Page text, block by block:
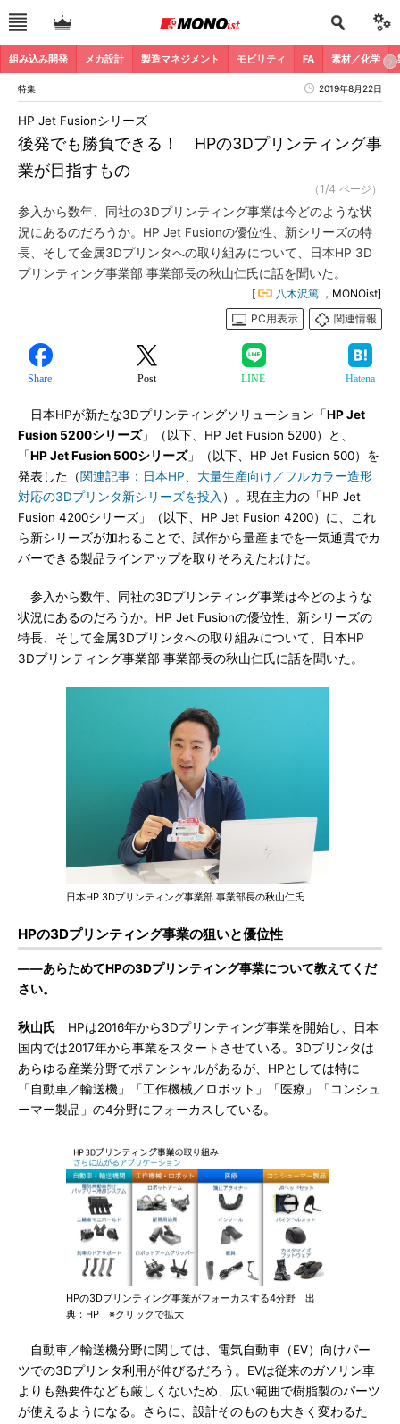
組み込み開発 メカ設計 製造マネジメント モビリティ FA 素材／化学
特集 2019年8月22日
後発でも勝負できる！ HPの3Dプリンティング事
業が目指すもの
HP Jet Fusionシリーズ
（1/4 ページ）
参入から数年、同社の3Dプリンティング事業は今どのような状
況にあるのだろうか。HP Jet Fusionの優位性、新シリーズの特
長、そして金属3Dプリンタへの取り組みについて、日本HP 3D
プリンティング事業部 事業部長の秋山仁氏に話を聞いた。
[ 八木沢篤 ，MONOist]
PC用表示
関連情報
Share Post LINE Hatena
日本HPが新たな3Dプリンティングソリューション「HP Jet
Fusion 5200シリーズ」（以下、HP Jet Fusion 5200）と、
「HP Jet Fusion 500シリーズ」（以下、HP Jet Fusion 500）を
発表した（関連記事：日本HP、大量生産向け／フルカラー造形
対応の3Dプリンタ新シリーズを投入 ）。現在主力の「HP Jet
Fusion 4200シリーズ」（以下、HP Jet Fusion 4200）に、これ
ら新シリーズが加わることで、試作から量産までを一気通貫でカ
バーできる製品ラインアップを取りそろえたわけだ。
参入から数年、同社の3Dプリンティング事業は今どのような
状況にあるのだろうか。HP Jet Fusionの優位性、新シリーズの
特長、そして金属3Dプリンタへの取り組みについて、日本HP
3Dプリンティング事業部 事業部長の秋山仁氏に話を聞いた。
日本HP 3Dプリンティング事業部 事業部長の秋山仁氏
HPの3Dプリンティング事業の狙いと優位性
――あらためてHPの3Dプリンティング事業について教えてくだ
さい。
秋山氏 HPは2016年から3Dプリンティング事業を開始し、日本
国内では2017年から事業をスタートさせている。3Dプリンタは
あらゆる産業分野でポテンシャルがあるが、HPとしては特に
「自動車／輸送機」「工作機械／ロボット」「医療」「コンシュ
ーマー製品」の4分野にフォーカスしている。
HPの3Dプリンティング事業がフォーカスする4分野 出
典：HP ※クリックで拡大
自動車／輸送機分野に関しては、電気自動車（EV）向けパー
ツでの3Dプリンタ利用が伸びるだろう。EVは従来のガソリン車
よりも熱要件なども厳しくないため、広い範囲で樹脂製のパーツ
が使えるようになる。さらに、設計そのものも大きく変わるた